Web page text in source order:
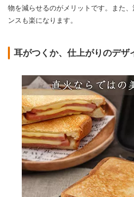
物を減らせるのがメリットです。また
ンスも楽になります。
耳がつくか、仕上がりのデザ